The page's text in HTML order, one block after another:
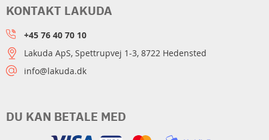
DU KAN BETALE MED
KONTAKT LAKUDA
+45 76 40 70 10
Lakuda ApS, Spettrupvej 1-3, 8722 Hedensted
info@lakuda.dk